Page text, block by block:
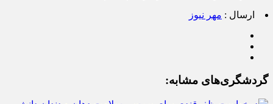
ارسال : مهر نیوز
گردشگری‌های مشابه: